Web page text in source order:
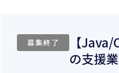
募集終了
【
の支援